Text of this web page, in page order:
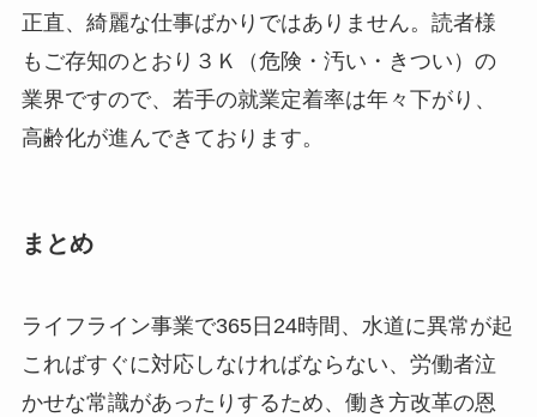
正直、綺麗な仕事ばかりではありません。読者様
もご存知のとおり３Ｋ（危険・汚い・きつい）の
業界ですので、若手の就業定着率は年々下がり、
高齢化が進んできております。
まとめ
ライフライン事業で365日24時間、水道に異常が起
こればすぐに対応しなければならない、労働者泣
かせな常識があったりするため、働き方改革の恩